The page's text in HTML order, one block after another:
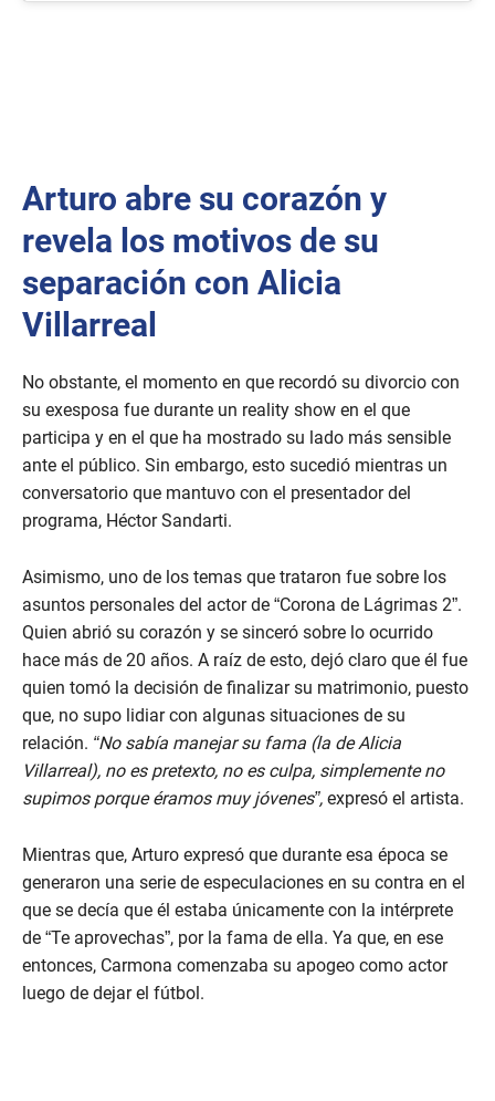
Arturo abre su corazón y
revela los motivos de su
separación con Alicia
Villarreal
No obstante, el momento en que recordó su divorcio con
su exesposa fue durante un reality show en el que
participa y en el que ha mostrado su lado más sensible
ante el público. Sin embargo, esto sucedió mientras un
conversatorio que mantuvo con el presentador del
programa, Héctor Sandarti.
Asimismo, uno de los temas que trataron fue sobre los
asuntos personales del actor de “Corona de Lágrimas 2”.
Quien abrió su corazón y se sinceró sobre lo ocurrido
hace más de 20 años. A raíz de esto, dejó claro que él fue
quien tomó la decisión de finalizar su matrimonio, puesto
que, no supo lidiar con algunas situaciones de su
relación. “No sabía manejar su fama (la de Alicia
Villarreal), no es pretexto, no es culpa, simplemente no
supimos porque éramos muy jóvenes”, expresó el artista.
Mientras que, Arturo expresó que durante esa época se
generaron una serie de especulaciones en su contra en el
que se decía que él estaba únicamente con la intérprete
de “Te aprovechas”, por la fama de ella. Ya que, en ese
entonces, Carmona comenzaba su apogeo como actor
luego de dejar el fútbol.